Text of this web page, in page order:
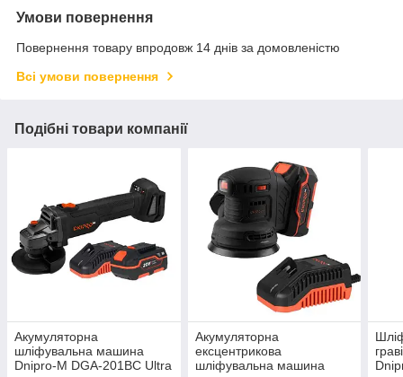
Умови повернення
Повернення товару впродовж 14 днів за домовленістю
Всі умови повернення
Подібні товари компанії
Акумуляторна
шліфувальна машина
Dnipro-M DGA-201BC Ultra
Акумуляторна
ексцентрикова
шліфувальна машина